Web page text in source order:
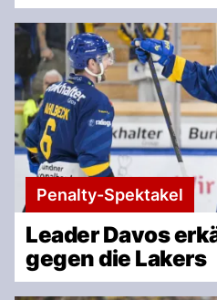
Penalty-Spektakel
Leader Davos
gegen die Lakers